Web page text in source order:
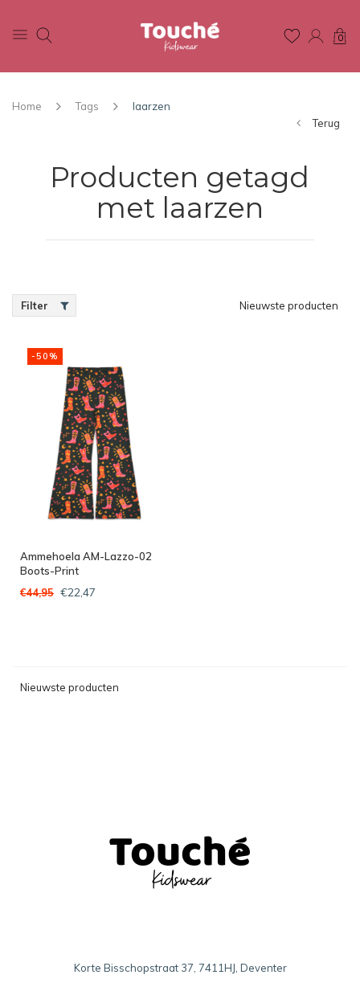
0
Home Tags
laarzen
Terug
Producten getagd
met laarzen
Filter Nieuwste producten
-50%
Ammehoela AM-Lazzo-02
Boots-Print
€44,95 €22,47
Nieuwste producten
Korte Bisschopstraat 37, 7411HJ, Deventer